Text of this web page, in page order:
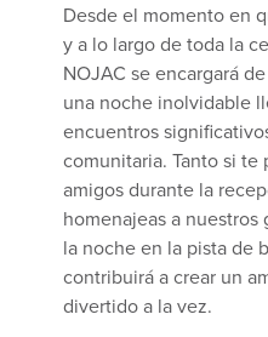
Desde el momento en
y a lo largo de toda la
NOJAC se encargará
una noche inolvidable
encuentros
comunitaria. Tanto si te
amigos durante la
homenajeas a
la noche en la pista de
contribuirá a crear un
divertido a la vez.